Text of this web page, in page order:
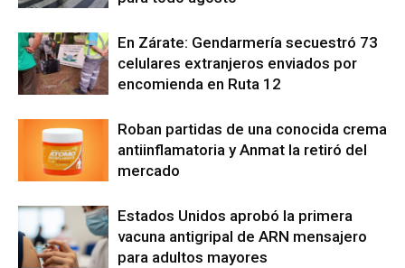
En Zárate: Gendarmería secuestró 73
celulares extranjeros enviados por
encomienda en Ruta 12
Roban partidas de una conocida crema
antiinflamatoria y Anmat la retiró del
mercado
Estados Unidos aprobó la primera
vacuna antigripal de ARN mensajero
para adultos mayores